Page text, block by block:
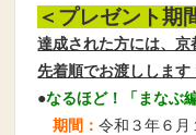
＜プレゼント期
達成された方には、
先着順でお渡しします
●なるほど！「まなぶ
期間：令和３年６月